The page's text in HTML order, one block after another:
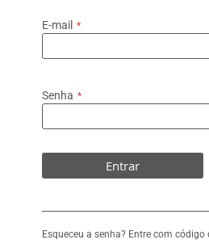
E-mail
Senha
Entrar
Esqueceu a senha? Entre com